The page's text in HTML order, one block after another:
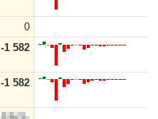
0
-1 582
-1 582